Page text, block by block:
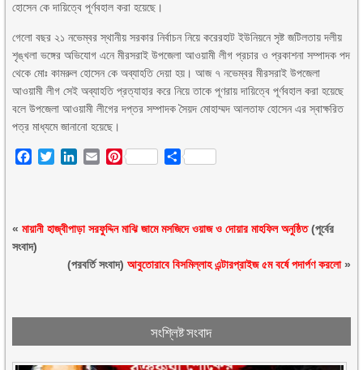
হোসেন কে দায়িত্বে পূর্ণবহাল করা হয়েছে।
গেলো বছর ২১ নভেম্বর স্থানীয় সরকার নির্বাচন নিয়ে করেরহাট ইউনিয়নে সৃষ্ট জটিলতায় দলীয়
শৃঙ্খলা ভঙ্গের অভিযোগ এনে মীরসরাই উপজেলা আওয়ামী লীগ প্রচার ও প্রকাশনা সম্পাদক পদ
থেকে মোঃ কামরুল হোসেন কে অব্যাহতি দেয়া হয়। আজ ৭ নভেম্বর মীরসরাই উপজেলা
আওয়ামী লীগ সেই অব্যাহতি প্রত্যাহার করে নিয়ে তাকে পূণরায় দায়িত্বে পূর্ণবহাল করা হয়েছে
বলে উপজেলা আওয়ামী লীগের দপ্তর সম্পাদক সৈয়দ মোহাম্মদ আলতাফ হোসেন এর স্বাক্ষরিত
পত্র মাধ্যমে জানানো হয়েছে।
Facebook
TwitterLinkedIn
EmailPinterest Share
«মায়ানী হাজ্বীপাড়া সরফুদ্দিন মাঝি জামে মসজিদে ওয়াজ ও দোয়ার মাহফিল অনুষ্ঠিত(পূর্বের
সংবাদ)
(পরবর্তি সংবাদ) আবুতোরাবে বিসমিল্লাহ এন্টারপ্রাইজ ৫ম বর্ষে পদার্পণ করলো»
সংশ্লিষ্ট সংবাদ